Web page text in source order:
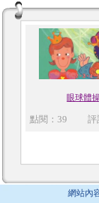
眼球體
點閱：39 評
網站內